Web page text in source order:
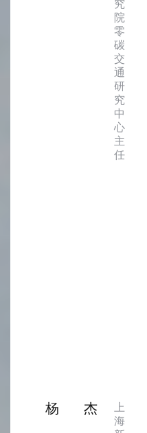
究
院
零
碳
交
通
研
究
中
心
主
任
杨杰
上
海